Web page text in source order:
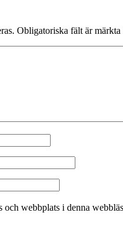
Obligatoriska fält är märkta
och webbplats i denna